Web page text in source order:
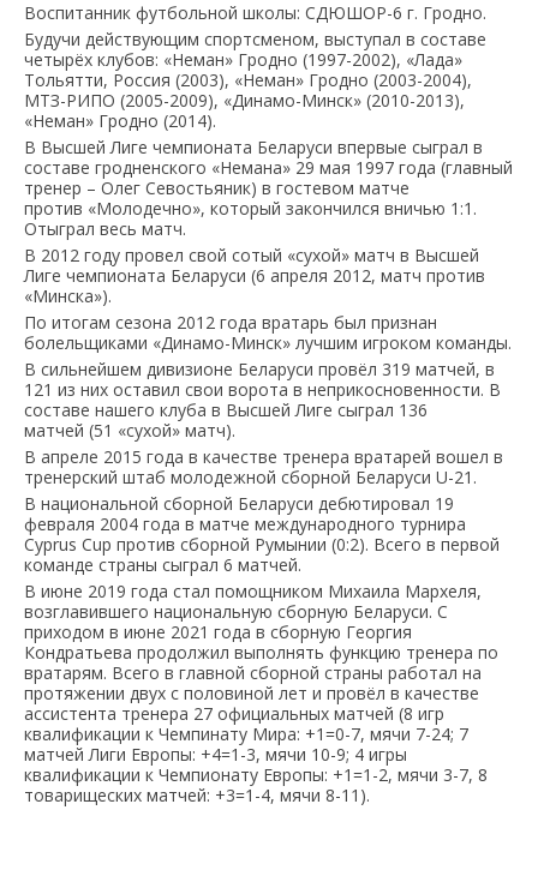
Воспитанник футбольной школы: СДЮШОР-6 г. Гродно.
Будучи действующим спортсменом, выступал в составе
четырёх клубов: «Неман» Гродно (1997-2002), «Лада»
Тольятти, Россия (2003), «Неман» Гродно (2003-2004),
МТЗ-РИПО (2005-2009), «Динамо-Минск» (2010-2013),
«Неман» Гродно (2014).
В Высшей Лиге чемпионата Беларуси впервые сыграл в
составе гродненского «Немана» 29 мая 1997 года (главный
тренер – Олег Севостьяник) в гостевом матче
против «Молодечно», который закончился вничью 1:1.
Отыграл весь матч.
В 2012 году провел свой сотый «сухой» матч в Высшей
Лиге чемпионата Беларуси (6 апреля 2012, матч против
«Минска»).
По итогам сезона 2012 года вратарь был признан
болельщиками «Динамо-Минск» лучшим игроком команды.
В сильнейшем дивизионе Беларуси провёл 319 матчей, в
121 из них оставил свои ворота в неприкосновенности. В
составе нашего клуба в Высшей Лиге сыграл 136
матчей (51 «сухой» матч).
В апреле 2015 года в качестве тренера вратарей вошел в
тренерский штаб молодежной сборной Беларуси U-21.
В национальной сборной Беларуси дебютировал 19
февраля 2004 года в матче международного турнира
Cyprus Cup против сборной Румынии (0:2). Всего в первой
команде страны сыграл 6 матчей.
В июне 2019 года стал помощником Михаила Мархеля,
возглавившего национальную сборную Беларуси. С
приходом в июне 2021 года в сборную Георгия
Кондратьева продолжил выполнять функцию тренера по
вратарям. Всего в главной сборной страны работал на
протяжении двух с половиной лет и провёл в качестве
ассистента тренера 27 официальных матчей (8 игр
квалификации к Чемпинату Мира: +1=0-7, мячи 7-24; 7
матчей Лиги Европы: +4=1-3, мячи 10-9; 4 игры
квалификации к Чемпионату Европы: +1=1-2, мячи 3-7, 8
товарищеских матчей: +3=1-4, мячи 8-11).